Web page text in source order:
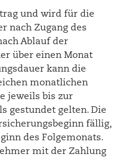
und wird für die
nach Zugang des
Ablauf der
über einen Monat
kann die
monatlichen
jeweils bis zur
gestundet gelten. Die
fällig,
des Folgemonats.
mit der Zahlung